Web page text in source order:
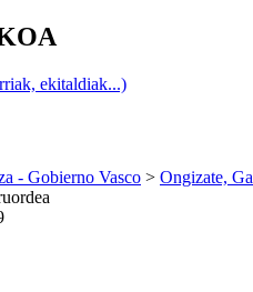
ekitaldiak...)
- Gobierno Vasco > Ongizate,